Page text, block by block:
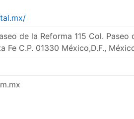
de la Reforma 115 Col. Paseo
Fe C.P. 01330 México,D.F.,